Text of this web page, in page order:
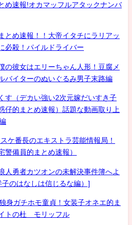
め速報!オカマッフルアタックナンバ
とめ速報！！大帝イタチにラリアッ
必殺！パイルドライバー
彼女はエリーちゃん人形！豆腐メ
バイターのぬいぐるみ男子末路編
す（デカい強い2次元嫁だいすき子
仔的まとめ速報）話題な動画取り上
ケ番長のエキストラ芸能情報局！
警備員的まとめ速報）
人勇者カツオンの未解決事件簿へよ
のはなしは信じるな編）]
ガチホモ童貞！女装子オネエ的ま
トの杜 モリッフル